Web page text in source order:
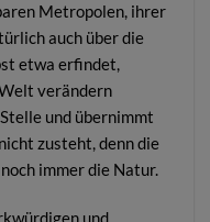
Metropolen, ihrer
auch über die
etwa erfindet,
verändern
und übernimmt
zusteht, denn die
immer die Natur.
und